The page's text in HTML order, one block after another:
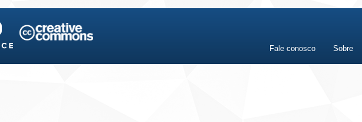
Fale conosco Sobre